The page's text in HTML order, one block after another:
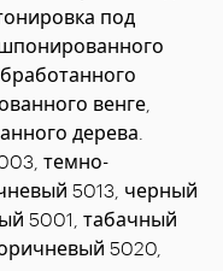
под
венге,
дерева.
темно-
5013, черный
5001, табачный
5020,